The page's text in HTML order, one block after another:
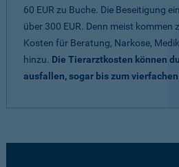
60 EUR zu Buche. Die Beseitigung
über 300 EUR. Denn meist kommen
Kosten für Beratung, Narkose,
hinzu. Die Tierarztkosten können
ausfallen, sogar bis zum vierfachen